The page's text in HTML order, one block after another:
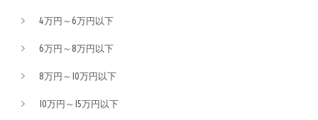
4万円～6万円以下
6万円～8万円以下
8万円～10万円以下
10万円～15万円以下